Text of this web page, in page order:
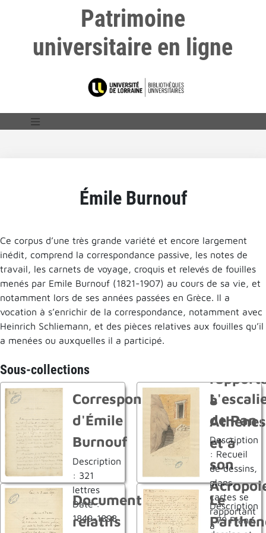
Patrimoine
universitaire en ligne
Émile Burnouf
Ce corpus d’une très grande variété et encore largement
inédit, comprend la correspondance passive, les notes de
travail, les carnets de voyage, croquis et relevés de fouilles
menés par Emile Burnouf (1821-1907) au cours de sa vie, et
notamment lors de ses années passées en Grèce. Il a
vocation à s’enrichir de la correspondance, notamment avec
Heinrich Schliemann, et des pièces relatives aux fouilles qu’il
a menées ou auxquelles il a participé.
Sous-collections
Correspondance
d'Émile
Burnouf
Description
: 321
lettres
Date :
1849-1898
Documents
relatifs
à
Athènes
et à
son
Description
: 79 Plans,
de Pan
Description
: Recueil
de dessins,
plans,
cartes se
rapportant
à
Le